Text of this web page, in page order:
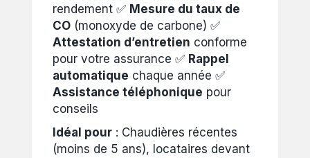
rendement ✅ Mesure du taux de
CO (monoxyde de carbone) ✅
Attestation d’entretien conforme
pour votre assurance ✅ Rappel
automatique chaque année ✅
Assistance téléphonique pour
conseils
Idéal pour : Chaudières récentes
(moins de 5 ans), locataires devant